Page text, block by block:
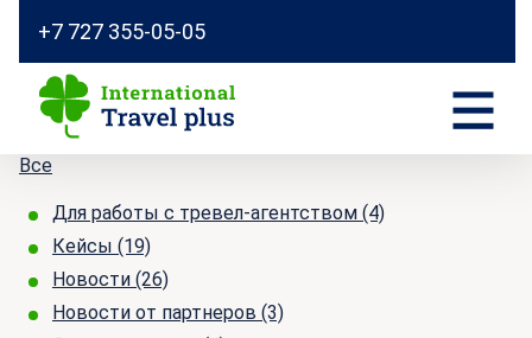
+7 727 355-05-05
Все
Для работы с тревел-агентством (4)
Кейсы (19)
Новости (26)
Новости от партнеров (3)